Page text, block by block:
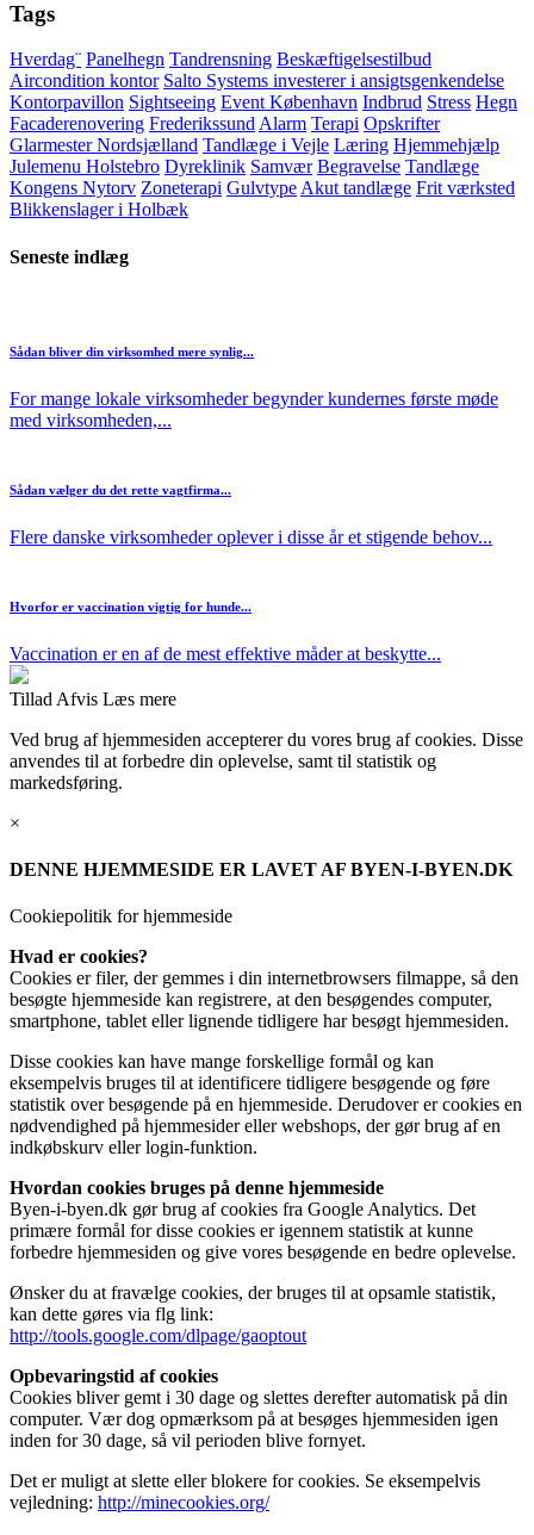
Tags
Hverdag¨ Panelhegn Tandrensning Beskæftigelsestilbud
Aircondition kontor Salto Systems investerer i ansigtsgenkendelse
Kontorpavillon Sightseeing Event København Indbrud Stress Hegn
Facaderenovering FrederikssundAlarm Terapi Opskrifter
Glarmester Nordsjælland Tandlæge i Vejle Læring Hjemmehjælp
Julemenu Holstebro Dyreklinik Samvær Begravelse Tandlæge
Kongens Nytorv Zoneterapi GulvtypeAkut tandlæge Frit værksted
Blikkenslager i Holbæk
Seneste indlæg
Sådan bliver din virksomhed mere synlig...
For mange lokale virksomheder begynder kundernes første møde
med virksomheden,...
Sådan vælger du det rette vagtfirma...
Flere danske virksomheder oplever i disse år et stigende behov...
Hvorfor er vaccination vigtig for hunde...
Vaccination er en af de mest effektive måder at beskytte...
Tillad Afvis Læs mere
Ved brug af hjemmesiden accepterer du vores brug af cookies. Disse
anvendes til at forbedre din oplevelse, samt til statistik og
markedsføring.
×
DENNE HJEMMESIDE ER LAVET AF BYEN-I-BYEN.DK
Cookiepolitik for hjemmeside
Hvad er cookies?
Cookies er filer, der gemmes i din internetbrowsers filmappe, så den
besøgte hjemmeside kan registrere, at den besøgendes computer,
smartphone, tablet eller lignende tidligere har besøgt hjemmesiden.
Disse cookies kan have mange forskellige formål og kan
eksempelvis bruges til at identificere tidligere besøgende og føre
statistik over besøgende på en hjemmeside. Derudover er cookies en
nødvendighed på hjemmesider eller webshops, der gør brug af en
indkøbskurv eller login-funktion.
Hvordan cookies bruges på denne hjemmeside
Byen-i-byen.dk gør brug af cookies fra Google Analytics. Det
primære formål for disse cookies er igennem statistik at kunne
forbedre hjemmesiden og give vores besøgende en bedre oplevelse.
Ønsker du at fravælge cookies, der bruges til at opsamle statistik,
kan dette gøres via flg link:
http://tools.google.com/dlpage/gaoptout
Opbevaringstid af cookies
Cookies bliver gemt i 30 dage og slettes derefter automatisk på din
computer. Vær dog opmærksom på at besøges hjemmesiden igen
inden for 30 dage, så vil perioden blive fornyet.
Det er muligt at slette eller blokere for cookies. Se eksempelvis
vejledning: http://minecookies.org/